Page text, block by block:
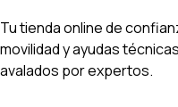
Tu tienda online de
movilidad y ayudas
avalados por expertos.